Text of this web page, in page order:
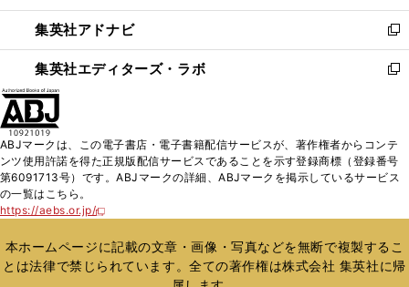
開
く
ウ
で
開
く
ン
ド
ウ
で
ウ
ィ
ン
ド
く
集英社アドナビ
新
し
い
ド
ウ
で
集英社エディターズ・ラボ
新
ィ
ン
ド
開
く
ABJマークは、この電子書店・電子書籍配信サービスが、著作権者からコンテ
ンツ使用許諾を得た正規版配信サービスであることを示す登録商標（登録番号
第6091713号）です。ABJマークの詳細、ABJマークを掲示しているサービス
の一覧はこちら。
https://aebs.or.jp/
新
い
ウ
ィ
本ホームページに記載の文章・画像・写真などを無断で複製するこ
とは法律で禁じられています。全ての著作権は株式会社 集英社に帰